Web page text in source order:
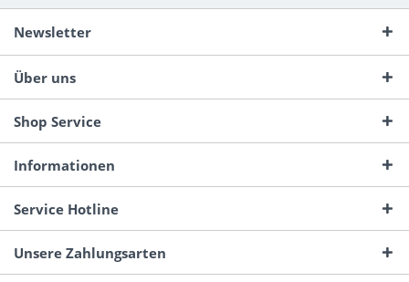
Newsletter
Über uns
Shop Service
Informationen
Service Hotline
Unsere Zahlungsarten